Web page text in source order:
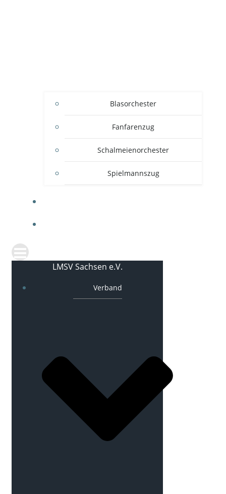
Blasorchester
Fanfarenzug
Schalmeienorchester
Spielmannszug
LMSV Sachsen e.V.
Verband